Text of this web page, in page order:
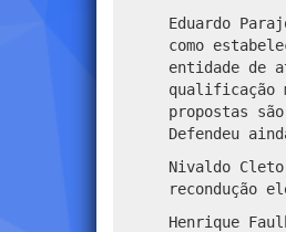
Eduardo
como
entidade de
qualificação
propostas
Defendeu
Nivaldo
recondução
Henrique